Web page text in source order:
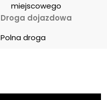
miejscowego
Droga dojazdowa
Polna droga